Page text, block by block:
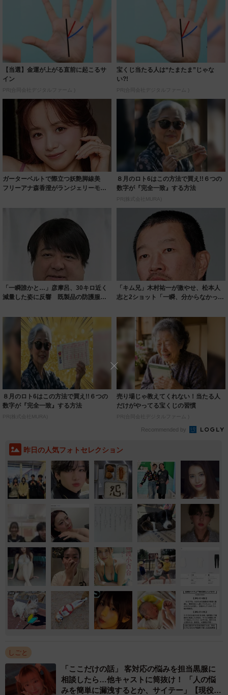
【当選】金運が上がる直前に起こるサ
イン
PR(合同会社デジタルファーム )
宝くじ当たる人は“たまたま”じゃな
い?!
PR(合同会社デジタルファーム )
ガーターベルトで際立つ妖艶脚線美
フリーアナ森香澄がランジェリーモデ
８月のロト6はこの方法で買え!!６つの
数字が『完全一致』する方法
PR(株式会社MURA)
「一瞬誰かと…」彦摩呂、30キロ近く
減量した姿に反響 既製品の防護服が
「キム兄」木村祐一が激やせ、松本人
志と2ショット「一瞬、分からなかった
８月のロト6はこの方法で買え!!６つの
数字が『完全一致』する方法
PR(株式会社MURA)
売り場じゃ教えてくれない！当たる人
だけがやってる宝くじの習慣
PR(合同会社デジタルファーム )
Recommended by
昨日の人気フォトセレクション
しごと
「ここだけの話」 客対応の悩みを担当黒服に
相談したら…他キャストに筒抜け！ 「人の悩
みを簡単に漏洩するとか、サイテー」【現役キ